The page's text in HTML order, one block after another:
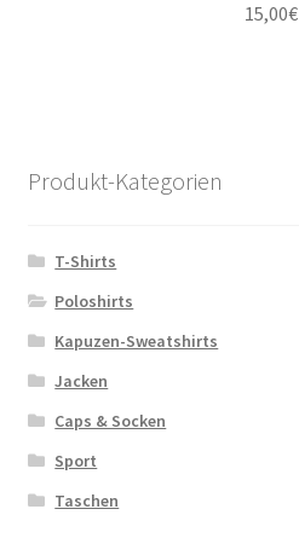
15,00€
Produkt-Kategorien
T-Shirts
Poloshirts
Kapuzen-Sweatshirts
Jacken
Caps & Socken
Sport
Taschen